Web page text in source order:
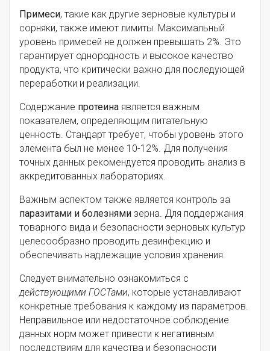
Примеси, такие как другие зерновые культуры и
сорняки, также имеют лимиты. Максимальный
уровень примесей не должен превышать 2%. Это
гарантирует однородность и высокое качество
продукта, что критически важно для последующей
переработки и реализации.
Содержание протеина является важным
показателем, определяющим питательную
ценность. Стандарт требует, чтобы уровень этого
элемента был не менее 10-12%. Для получения
точных данных рекомендуется проводить анализ в
аккредитованных лабораториях.
Важным аспектом также является контроль за
паразитами и болезнями зерна. Для поддержания
товарного вида и безопасности зерновых культур
целесообразно проводить дезинфекцию и
обеспечивать надлежащие условия хранения.
Следует внимательно ознакомиться с
действующими ГОСТами, которые устанавливают
конкретные требования к каждому из параметров.
Неправильное или недостаточное соблюдение
данных норм может привести к негативным
последствиям для качества и безопасности